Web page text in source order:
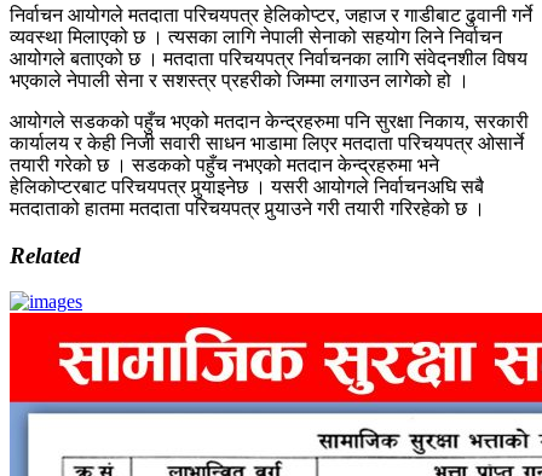
निर्वाचन आयोगले मतदाता परिचयपत्र हेलिकोप्टर, जहाज र गाडीबाट ढुवानी गर्ने
व्यवस्था मिलाएको छ । त्यसका लागि नेपाली सेनाको सहयोग लिने निर्वाचन
आयोगले बताएको छ । मतदाता परिचयपत्र निर्वाचनका लागि संवेदनशील विषय
भएकाले नेपाली सेना र सशस्त्र प्रहरीको जिम्मा लगाउन लागेको हो ।
आयोगले सडकको पहुँच भएको मतदान केन्द्रहरुमा पनि सुरक्षा निकाय, सरकारी
कार्यालय र केही निजी सवारी साधन भाडामा लिएर मतदाता परिचयपत्र ओसार्ने
तयारी गरेको छ । सडकको पहुँच नभएको मतदान केन्द्रहरुमा भने
हेलिकोप्टरबाट परिचयपत्र पुर्‍याइनेछ । यसरी आयोगले निर्वाचनअघि सबै
मतदाताको हातमा मतदाता परिचयपत्र पुर्‍याउने गरी तयारी गरिरहेको छ ।
Related